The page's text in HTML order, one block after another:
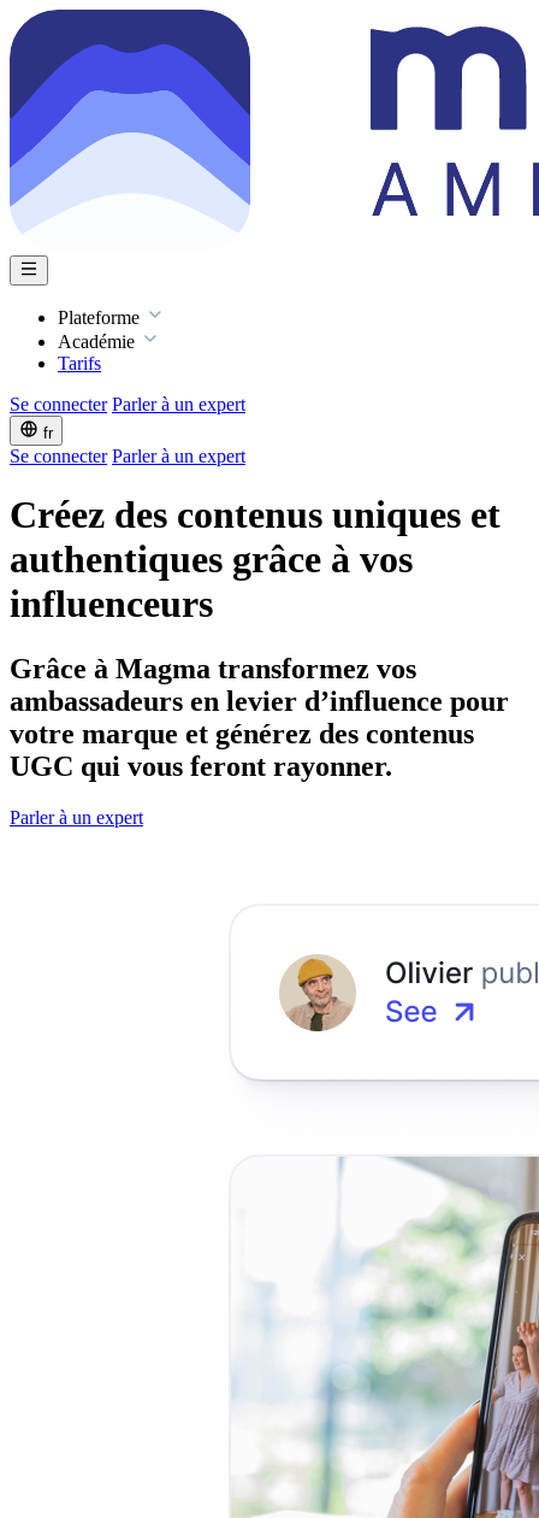
Plateforme
Académie
Tarifs
Se connecter Parler à un expert
fr
Se connecter Parler à un expert
Créez des contenus uniques et
authentiques grâce à vos
influenceurs
Grâce à Magma transformez vos
ambassadeurs en levier d’influence pour
votre marque et générez des contenus
UGC qui vous feront rayonner.
Parler à un expert